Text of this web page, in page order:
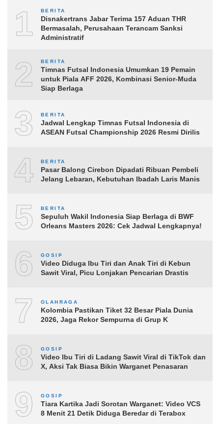
1 BERITA
Disnakertrans Jabar Terima 157 Aduan THR
Bermasalah, Perusahaan Terancam Sanksi
Administratif
2 BERITA
Timnas Futsal Indonesia Umumkan 19 Pemain
untuk Piala AFF 2026, Kombinasi Senior-Muda
Siap Berlaga
3 BERITA
Jadwal Lengkap Timnas Futsal Indonesia di
ASEAN Futsal Championship 2026 Resmi Dirilis
4 BERITA
Pasar Balong Cirebon Dipadati Ribuan Pembeli
Jelang Lebaran, Kebutuhan Ibadah Laris Manis
5 BERITA
Sepuluh Wakil Indonesia Siap Berlaga di BWF
Orleans Masters 2026: Cek Jadwal Lengkapnya!
6 GOSIP
Video Diduga Ibu Tiri dan Anak Tiri di Kebun
Sawit Viral, Picu Lonjakan Pencarian Drastis
7 OLAHRAGA
Kolombia Pastikan Tiket 32 Besar Piala Dunia
2026, Jaga Rekor Sempurna di Grup K
8 GOSIP
Video Ibu Tiri di Ladang Sawit Viral di TikTok dan
X, Aksi Tak Biasa Bikin Warganet Penasaran
9 GOSIP
Tiara Kartika Jadi Sorotan Warganet: Video VCS
8 Menit 21 Detik Diduga Beredar di Terabox